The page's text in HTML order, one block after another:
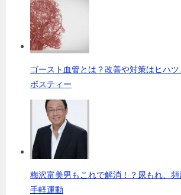
ゴースト血管とは？改善や対策はヒハ
ボスティー
梅沢富美男もこれで解消！？尿もれ、
手軽運動